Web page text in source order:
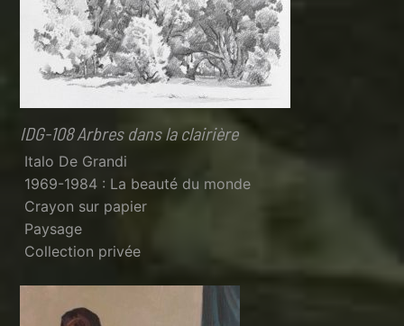
IDG-108 Arbres dans la clairière
Italo De Grandi
1969-1984 : La beauté du monde
Crayon sur papier
Paysage
Collection privée